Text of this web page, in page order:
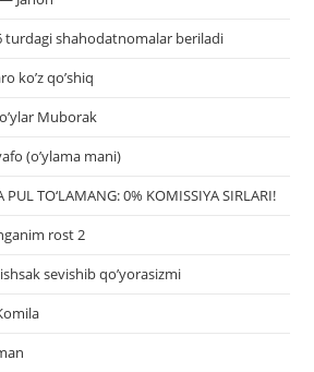
turdagi shahodatnomalar beriladi
ko’z qo’shiq
Muborak
(o’ylama mani)
TO‘LAMANG: 0% KOMISSIYA SIRLARI!
rost 2
sevishib qo’yorasizmi